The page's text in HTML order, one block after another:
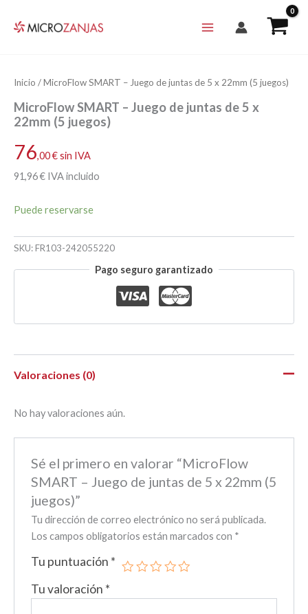
Inicio / MicroFlow SMART – Juego de juntas de 5 x 22mm (5 juegos)
MicroFlow SMART – Juego de juntas de 5 x
22mm (5 juegos)
76,00€sin IVA
91,96€ IVA incluido
Puede reservarse
SKU:FR103-242055220
Pago seguro garantizado
Valoraciones (0)
No hay valoraciones aún.
Sé el primero en valorar “MicroFlow
SMART – Juego de juntas de 5 x 22mm (5
juegos)”
Tu dirección de correo electrónico no será publicada.
Los campos obligatorios están marcados con *
Tu puntuación *
Tu valoración *